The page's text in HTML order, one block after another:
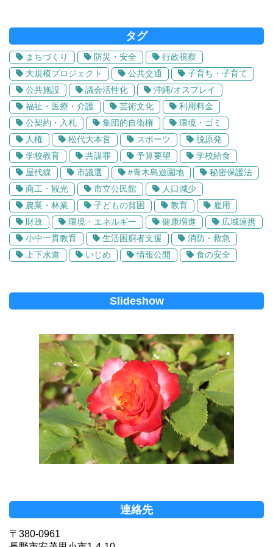
タグ
まちづくり 防災・安全
行政視察
大規模プロジェクト
公共交通
子育ち・子育て
公共施設
議会活性化
沖縄/オスプレイ
福祉・医療・介護
芸術文化
利用料金
公契約・入札
集団的自衛権
環境・ゴミ
人権
松代大本営 スポーツ
脱原発
学校教育
共謀罪 予算要望
学校給食
屋代線
市議選 #青木島遊園地
秘密保護法
商工・観光
市立公民館
人口減少
農業・林業
子どもの貧困 教育
雇用
財政
環境・エネルギー 健康増進
広域連携
小中一貫教育
生活困窮者支援
消防・救急
上下水道
いじめ 情報公開 食の安全
Slideshow
連絡先
〒380-0961